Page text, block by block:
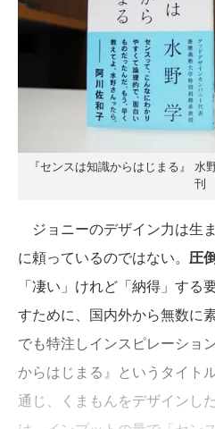
『センスは知識からはじまる』
刊
ジョニーのデザイン力は生
に頼っているのではない。 圧
「凄い」けれど「納得」する
すために、国内外から無数に
でも特注しインスピレーショ
からはじまる』というタイト
通じ、くまもんをデザインし